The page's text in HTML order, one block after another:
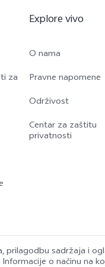
za
Explore vivo
O nama
Pravne napomene
Održivost
Centar za zaštitu
privatnosti
prilagodbu sadržaja i
o načinu na